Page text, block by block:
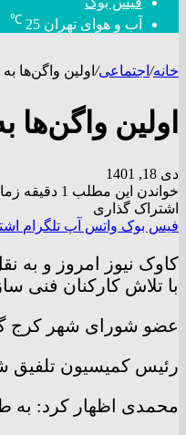
آب و هوای تهران 25
℃
خانه/ اجتماعی/ اولین واگن‌ها به خط ۲ قطار شهری
اولین واگن‌ها به خط ۲ قطار
دی 18, 1401
خواندن این مطلب 1 دقیقه زمان میبرد
اشتراک گذاری
فیس بوک واتس آپ تلگرام
کاوک نیوز امروز و به
با تلاش کارکنان فنی
عضو شورای شهر کرج گفت: با ورود
رئیس کمیسیون تلفیق شورای
محمدی اظهار کرد: به